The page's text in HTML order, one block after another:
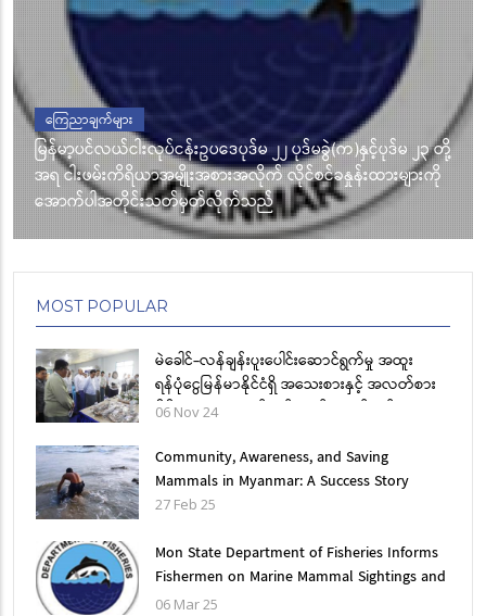
ကြေညာချက်များ
မြန်မာ့ပင်လယ်ငါးလုပ်ငန်းဥပဒေပုဒ်မ ၂၂ ပုဒ်မခွဲ(က)နှင့်ပုဒ်မ ၂၃ တို့
အရ ငါးဖမ်းကိရိယာအမျိုးအစားအလိုက် လိုင်စင်ခနှုန်းထားများကို
အောက်ပါအတိုင်းသတ်မှတ်လိုက်သည်
MOST POPULAR
မဲခေါင်-လန်ချန်းပူးပေါင်းဆောင်ရွက်မှု အထူး
ရန်ပုံငွေမြန်မာနိုင်ငံရှိ အသေးစားနှင့် အလတ်စား
မိရိုးဖလာ ရေထွက်ကုန်ပစ္စည်း ထုတ်လုပ်မှု
ဖွံ့ဖြိုးတိုးတက်ရေး စီမံကိန်း (Phase II) စီမံကိန်း
အပြီးသတ်အခမ်းအနားကျင်းပ
06 Nov 24
Community, Awareness, and Saving
Mammals in Myanmar: A Success Story
27 Feb 25
Mon State Department of Fisheries Informs
Fishermen on Marine Mammal Sightings and
Accidental bycatch information
06 Mar 25